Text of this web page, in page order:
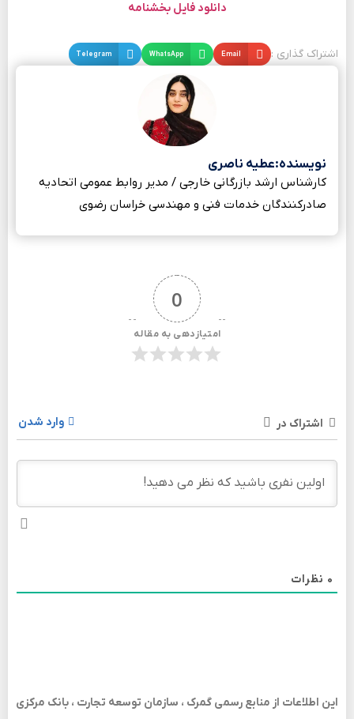
دانلود فایل بخشنامه
اشتراک گذاری : Email
WhatsApp
Telegram
نویسنده:عطیه ناصری
کارشناس ارشد بازرگانی خارجی / مدیر روابط عمومی اتحادیه
صادرکنندگان خدمات فنی و مهندسی خراسان رضوی
0
امتیازدهی به مقاله
اشتراک در وارد شدن
0 نظرات
این اطلاعات از منابع رسمی گمرک ، سازمان توسعه تجارت ، بانک مرکزی